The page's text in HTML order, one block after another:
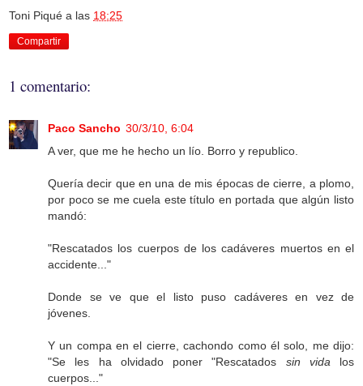
Toni Piqué a las 18:25
Compartir
1 comentario:
Paco Sancho 30/3/10, 6:04
A ver, que me he hecho un lío. Borro y republico.
Quería decir que en una de mis épocas de cierre, a plomo,
por poco se me cuela este título en portada que algún listo
mandó:
"Rescatados los cuerpos de los cadáveres muertos en el
accidente..."
Donde se ve que el listo puso cadáveres en vez de
jóvenes.
Y un compa en el cierre, cachondo como él solo, me dijo:
"Se les ha olvidado poner "Rescatados sin vidalos
cuerpos..."